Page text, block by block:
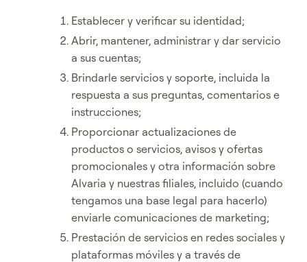
Establecer y verificar su identidad;
Abrir, mantener, administrar y dar servicio
a sus cuentas;
Brindarle servicios y soporte, incluida la
respuesta a sus preguntas, comentarios e
instrucciones;
Proporcionar actualizaciones de
productos o servicios, avisos y ofertas
promocionales y otra información sobre
Alvaria y nuestras filiales, incluido (cuando
tengamos una base legal para hacerlo)
enviarle comunicaciones de marketing;
Prestación de servicios en redes sociales y
plataformas móviles y a través de